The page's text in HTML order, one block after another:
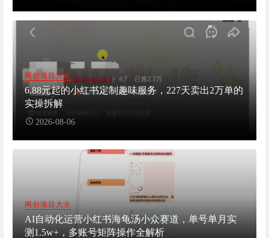
网创项目大全
6.88元起的小红书定制趣味服务，227天卖出2万单的
实操拆解
2026-08-06
网创项目大全
AI自动化运营小红书海龟汤小众赛道，单号单月实
测1.5w+，多账号矩阵操作全解析